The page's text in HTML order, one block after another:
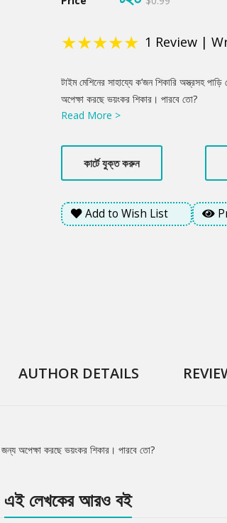
★★★★★ 1 Review |
Product
Summery
টাইম মেশিনের সাহায্যে ক’জন শিকারি অস্ত্রসহ
অপেক্ষা করছে ভয়ংকর শিকার। পারবে তো?
Read More >
কার্টে যুক্ত করুন
Add to Wish List
AUTHOR DETAILS
জন্য অপেক্ষা করছে ভয়ংকর শিকার। পারবে তো?
এই লেখকের আরও বই